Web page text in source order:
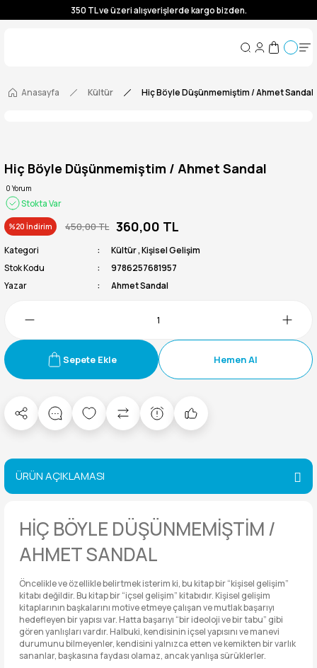
350 TL ve üzeri alışverişlerde kargo bizden.
350 TL ve üzeri alışverişlerde kargo bizden.
Anasayfa
Kültür Hiç Böyle Düşünmemiştim / Ahmet Sandal
Hiç Böyle Düşünmemiştim / Ahmet Sandal
0 Yorum
Stokta Var
%20 İndirim 450,00 TL 360,00 TL
Kategori Kültür,Kişisel Gelişim
Stok Kodu
9786257681957
Yazar
Ahmet Sandal
Sepete Ekle Hemen Al
ÜRÜN AÇIKLAMASI
HİÇ BÖYLE DÜŞÜNMEMİŞTİM /
AHMET SANDAL
Öncelikle ve özellikle belirtmek isterim ki, bu kitap bir “kişisel gelişim”
kitabı değildir. Bu kitap bir “içsel gelişim” kitabıdır. Kişisel gelişim
kitaplarının başkalarını motive etmeye çalışan ve mutlak başarıyı
hedefleyen bir yapısı var. Hatta başarıyı “bir ideoloji ve bir tabu” gibi
gören yanlışları vardır. Halbuki, kendisinin içsel yapısını ve manevi
durumunu bilmeyenler, kendisini yalnızca etten ve kemikten bir varlık
sananlar, başkasına faydası olamaz, ancak yanlışa sürüklerler.